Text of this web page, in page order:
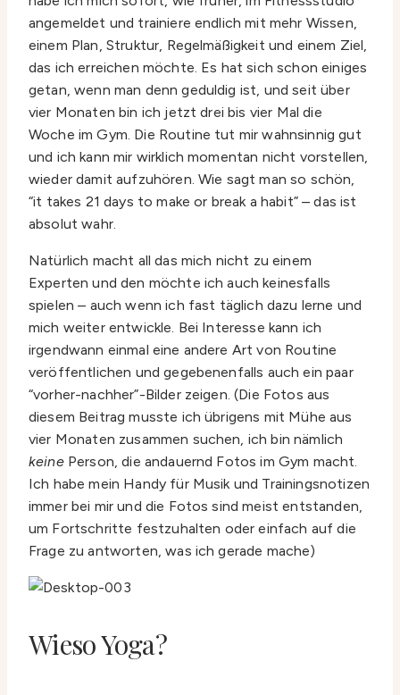
angemeldet und trainiere endlich mit mehr Wissen,
einem Plan, Struktur, Regelmäßigkeit und einem Ziel,
das ich erreichen möchte. Es hat sich schon einiges
getan, wenn man denn geduldig ist, und seit über
vier Monaten bin ich jetzt drei bis vier Mal die
Woche im Gym. Die Routine tut mir wahnsinnig gut
und ich kann mir wirklich momentan nicht vorstellen,
wieder damit aufzuhören. Wie sagt man so schön,
“it takes 21 days to make or break a habit” – das ist
absolut wahr.
Natürlich macht all das mich nicht zu einem
Experten und den möchte ich auch keinesfalls
spielen – auch wenn ich fast täglich dazu lerne und
mich weiter entwickle. Bei Interesse kann ich
irgendwann einmal eine andere Art von Routine
veröffentlichen und gegebenenfalls auch ein paar
“vorher-nachher”-Bilder zeigen. (Die Fotos aus
diesem Beitrag musste ich übrigens mit Mühe aus
vier Monaten zusammen suchen, ich bin nämlich
keinePerson, die andauernd Fotos im Gym macht.
Ich habe mein Handy für Musik und Trainingsnotizen
immer bei mir und die Fotos sind meist entstanden,
um Fortschritte festzuhalten oder einfach auf die
Frage zu antworten, was ich gerade mache)
Wieso Yoga?